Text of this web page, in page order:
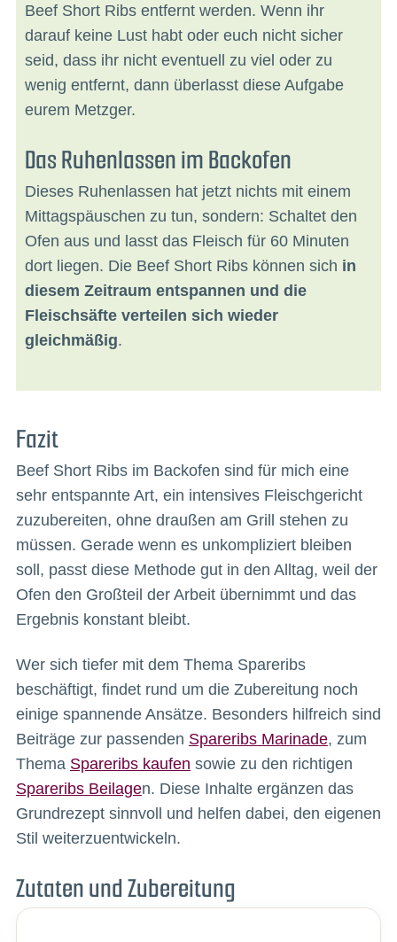
Beef Short Ribs entfernt werden. Wenn ihr
darauf keine Lust habt oder euch nicht sicher
seid, dass ihr nicht eventuell zu viel oder zu
wenig entfernt, dann überlasst diese Aufgabe
eurem Metzger.
Das Ruhenlassen im Backofen
Dieses Ruhenlassen hat jetzt nichts mit einem
Mittagspäuschen zu tun, sondern: Schaltet den
Ofen aus und lasst das Fleisch für 60 Minuten
dort liegen. Die Beef Short Ribs können sich in
diesem Zeitraum entspannen und die
Fleischsäfte verteilen sich wieder
gleichmäßig.
Fazit
Beef Short Ribs im Backofen sind für mich eine
sehr entspannte Art, ein intensives Fleischgericht
zuzubereiten, ohne draußen am Grill stehen zu
müssen. Gerade wenn es unkompliziert bleiben
soll, passt diese Methode gut in den Alltag, weil der
Ofen den Großteil der Arbeit übernimmt und das
Ergebnis konstant bleibt.
Wer sich tiefer mit dem Thema Spareribs
beschäftigt, findet rund um die Zubereitung noch
einige spannende Ansätze. Besonders hilfreich sind
Beiträge zur passenden Spareribs Marinade, zum
Thema Spareribs kaufen sowie zu den richtigen
Spareribs Beilagen. Diese Inhalte ergänzen das
Grundrezept sinnvoll und helfen dabei, den eigenen
Stil weiterzuentwickeln.
Zutaten und Zubereitung